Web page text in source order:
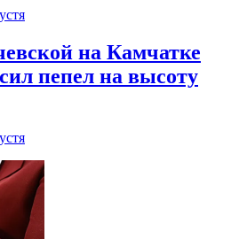
на Камчатке
пепел на высоту